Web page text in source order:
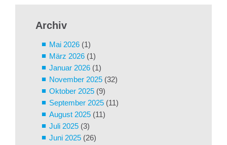
Archiv
Mai 2026 (1)
März 2026 (1)
Januar 2026 (1)
November 2025 (32)
Oktober 2025 (9)
September 2025 (11)
August 2025 (11)
Juli 2025 (3)
Juni 2025 (26)